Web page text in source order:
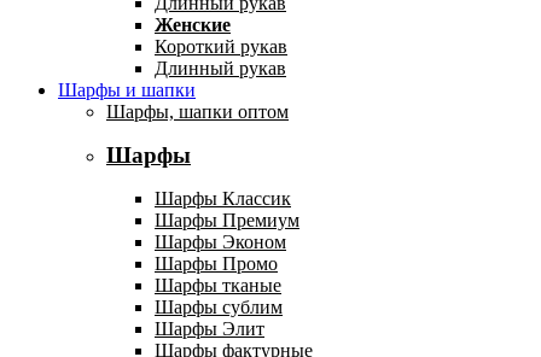
Женские
Короткий рукав
Длинный рукав
Шарфы и шапки
Шарфы, шапки оптом
Шарфы
Шарфы Классик
Шарфы Премиум
Шарфы Эконом
Шарфы Промо
Шарфы тканые
Шарфы сублим
Шарфы Элит
Шарфы фактурные